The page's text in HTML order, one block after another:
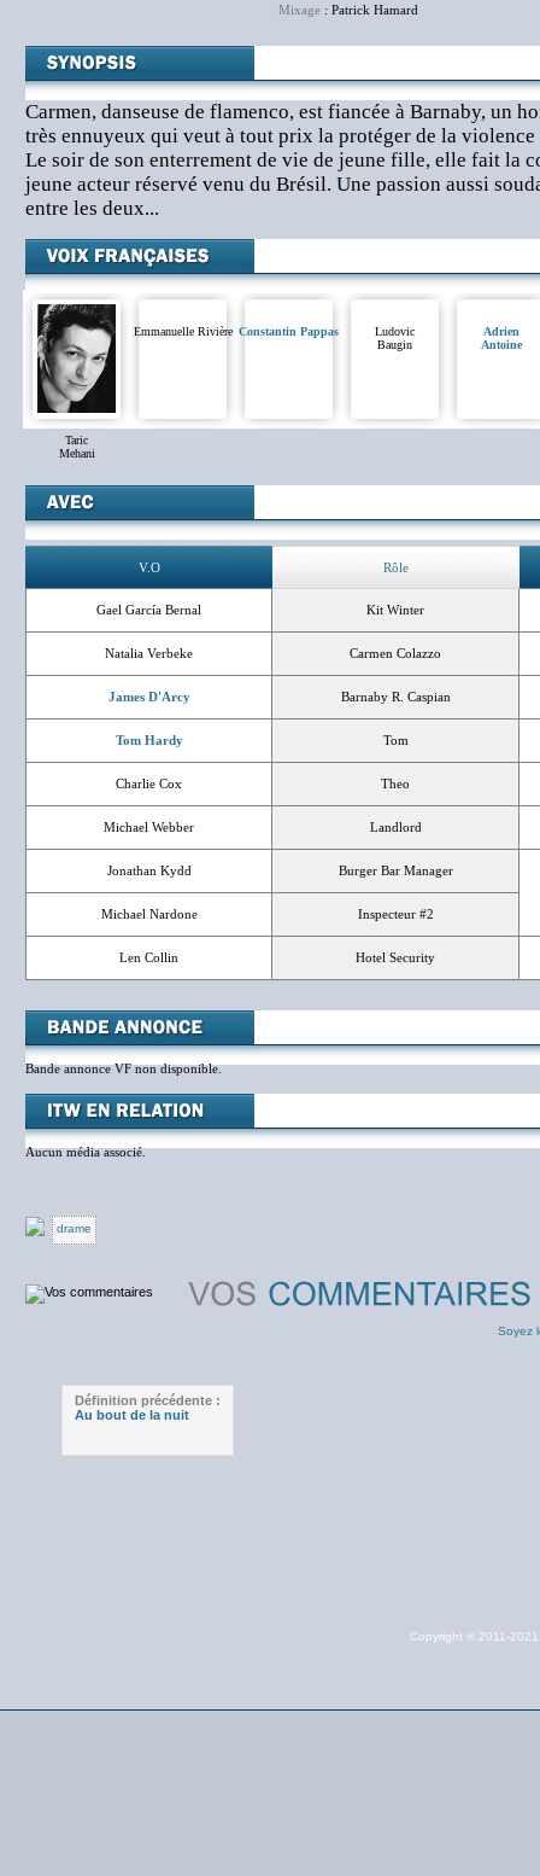
Mixage : Patrick Hamard
Carmen, danseuse de flamenco, est fiancée à Barnaby, un
très ennuyeux qui veut à tout prix la protéger de la violence
Le soir de son enterrement de vie de jeune fille, elle fait la
jeune acteur réservé venu du Brésil. Une passion aussi
entre les deux...
Taric
Mehani
Emmanuelle Rivière Constantin Pappas
Ludovic
Baugin
Adrien
Antoine
V.O Rôle
Gael García Bernal Kit Winter
Natalia Verbeke Carmen Colazzo
James D'Arcy Barnaby R. Caspian
Tom Hardy Tom
Charlie Cox Theo
Michael Webber Landlord
Jonathan Kydd Burger Bar Manager
Michael Nardone Inspecteur #2
Len Collin Hotel Security
Bande annonce VF non disponible.
Aucun média associé.
drame
Soyez
Définition précédente :
Au bout de la nuit
Copyright © 2011-